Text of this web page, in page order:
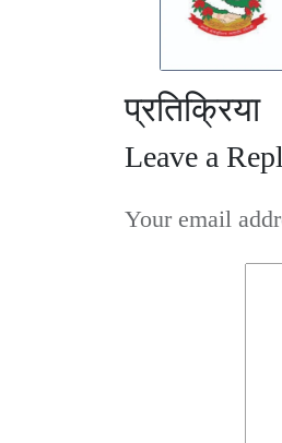
प्रतिक्रिया
Leave a
Your email